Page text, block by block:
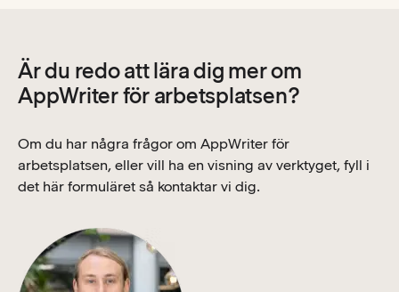
Är du redo att lära dig mer om
AppWriter för arbetsplatsen?
Om du har några frågor om AppWriter för
arbetsplatsen, eller vill ha en visning av verktyget, fyll i
det här formuläret så kontaktar vi dig.